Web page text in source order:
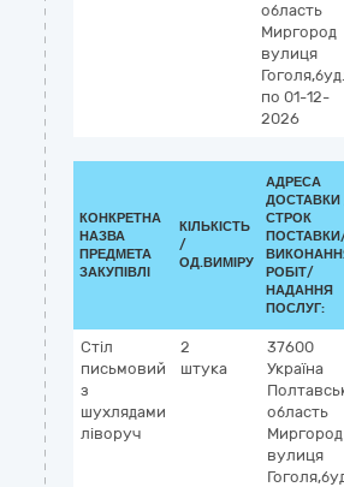
область
Миргород
вулиця
по 01-12-
2026
КОНКРЕТНА
НАЗВА
ПРЕДМЕТА
ЗАКУПІВЛІ
КІЛЬКІСТЬ
/
ОД.ВИМІРУ
АДРЕСА
ДОСТАВКИ
СТРОК
РОБІТ/
НАДАННЯ
ПОСЛУГ:
Стіл
письмовий
з
шухлядами
ліворуч
2
штука
37600
Україна
область
Миргород
вулиця